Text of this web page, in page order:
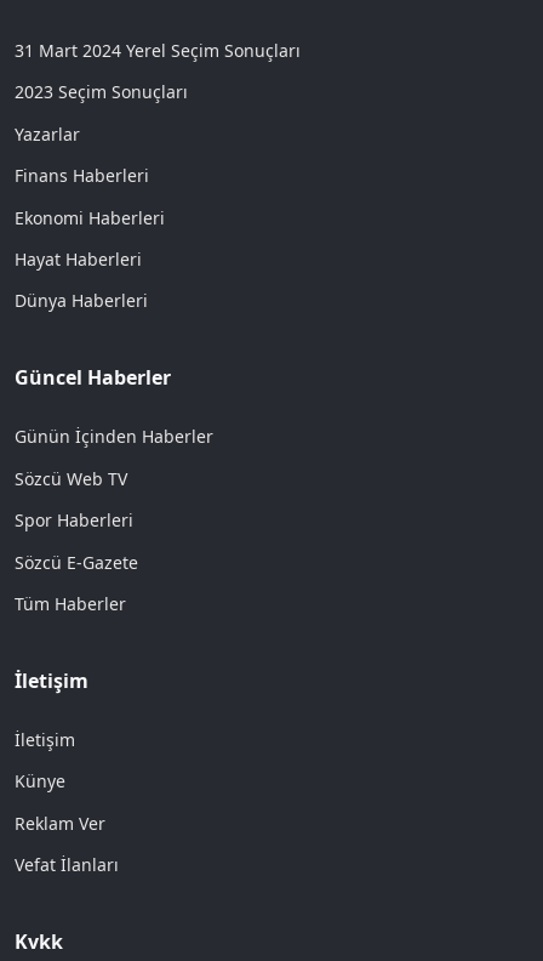
31 Mart 2024 Yerel Seçim Sonuçları
2023 Seçim Sonuçları
Yazarlar
Finans Haberleri
Ekonomi Haberleri
Hayat Haberleri
Dünya Haberleri
Güncel Haberler
Günün İçinden Haberler
Sözcü Web TV
Spor Haberleri
Sözcü E-Gazete
Tüm Haberler
İletişim
İletişim
Künye
Reklam Ver
Vefat İlanları
Kvkk